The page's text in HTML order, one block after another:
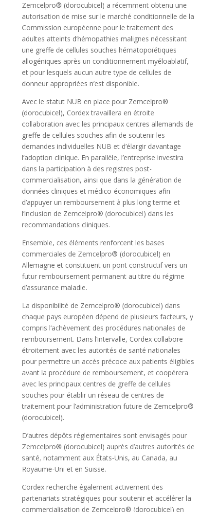
Zemcelpro® (dorocubicel) a récemment obtenu une
autorisation de mise sur le marché conditionnelle de la
Commission européenne pour le traitement des
adultes atteints d’hémopathies malignes nécessitant
une greffe de cellules souches hématopoïétiques
allogéniques après un conditionnement myéloablatif,
et pour lesquels aucun autre type de cellules de
donneur appropriées n’est disponible.
Avec le statut NUB en place pour Zemcelpro®
(dorocubicel), Cordex travaillera en étroite
collaboration avec les principaux centres allemands de
greffe de cellules souches afin de soutenir les
demandes individuelles NUB et d’élargir davantage
l’adoption clinique. En parallèle, l’entreprise investira
dans la participation à des registres post-
commercialisation, ainsi que dans la génération de
données cliniques et médico-économiques afin
d’appuyer un remboursement à plus long terme et
l’inclusion de Zemcelpro® (dorocubicel) dans les
recommandations cliniques.
Ensemble, ces éléments renforcent les bases
commerciales de Zemcelpro® (dorocubicel) en
Allemagne et constituent un pont constructif vers un
futur remboursement permanent au titre du régime
d’assurance maladie.
La disponibilité de Zemcelpro® (dorocubicel) dans
chaque pays européen dépend de plusieurs facteurs, y
compris l’achèvement des procédures nationales de
remboursement. Dans l’intervalle, Cordex collabore
étroitement avec les autorités de santé nationales
pour permettre un accès précoce aux patients éligibles
avant la procédure de remboursement, et coopérera
avec les principaux centres de greffe de cellules
souches pour établir un réseau de centres de
traitement pour l’administration future de Zemcelpro®
(dorocubicel).
D’autres dépôts réglementaires sont envisagés pour
Zemcelpro® (dorocubicel) auprès d’autres autorités de
santé, notamment aux États-Unis, au Canada, au
Royaume-Uni et en Suisse.
Cordex recherche également activement des
partenariats stratégiques pour soutenir et accélérer la
commercialisation de Zemcelpro® (dorocubicel) en